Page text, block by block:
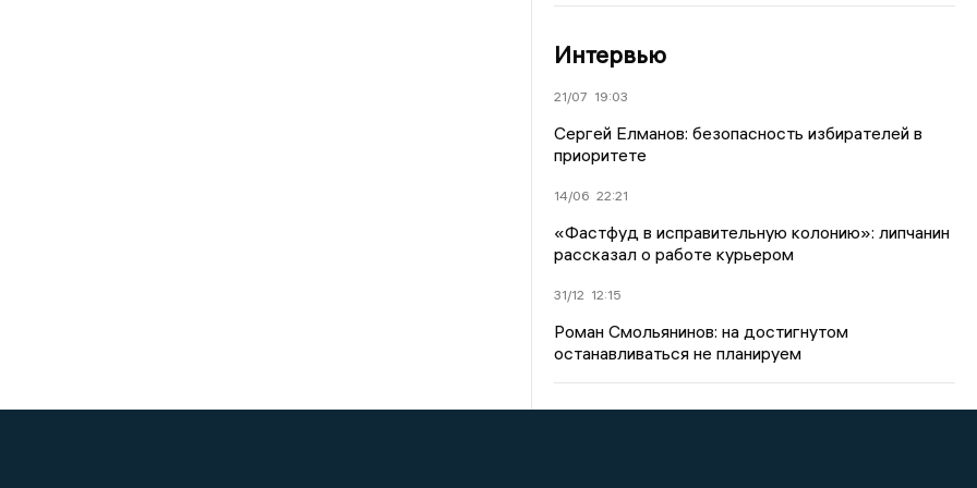
Интервью
21/07 19:03
Сергей Елманов: безопасность избирателей в
приоритете
14/06 22:21
«Фастфуд в исправительную колонию»: липчанин
рассказал о работе курьером
31/12 12:15
Роман Смольянинов: на достигнутом
останавливаться не планируем